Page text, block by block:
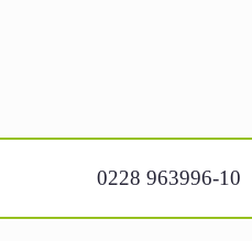
0228 963996-10